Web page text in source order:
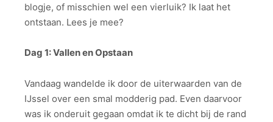
blogje, of misschien wel een vierluik? Ik laat het
ontstaan. Lees je mee?
Dag 1: Vallen en Opstaan
Vandaag wandelde ik door de uiterwaarden van de
IJssel over een smal modderig pad. Even daarvoor
was ik onderuit gegaan omdat ik te dicht bij de rand